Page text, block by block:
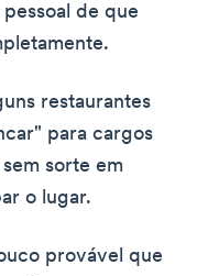
de que
restaurantes
para cargos
sorte em
o lugar.
provável que